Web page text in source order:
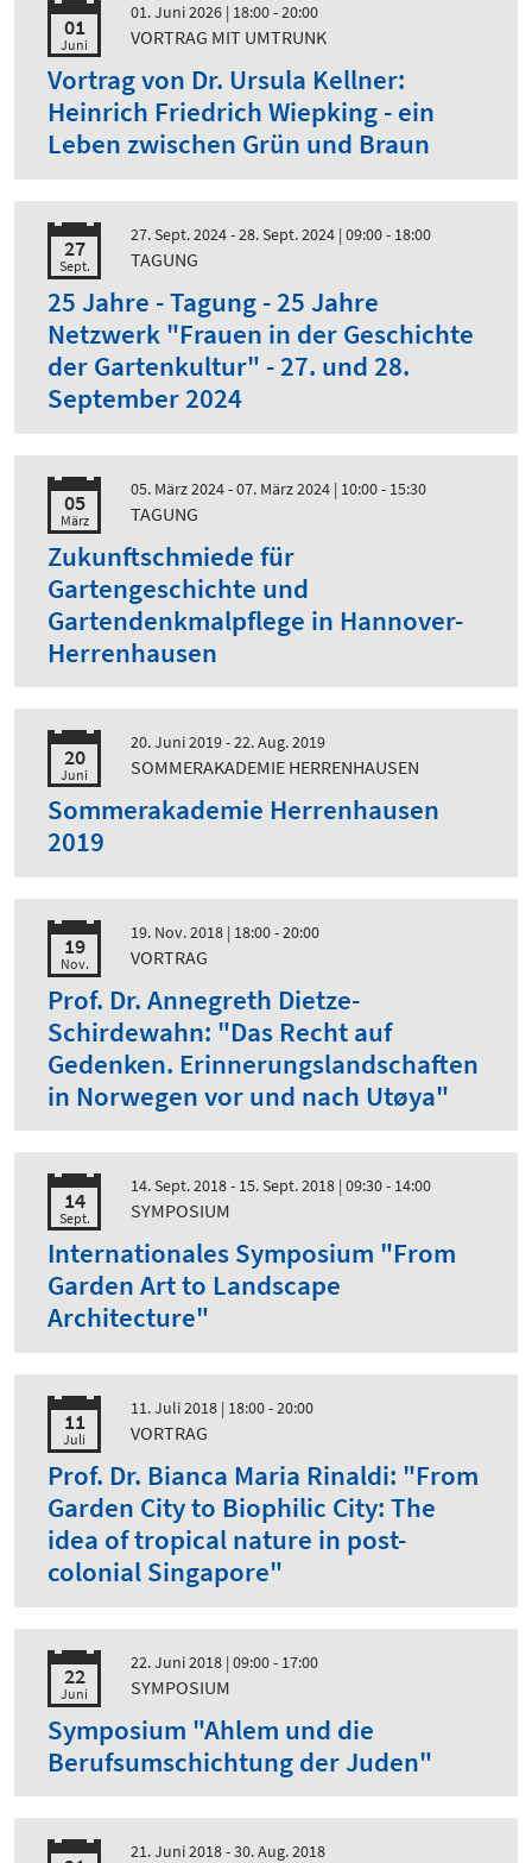
01
Juni
01. Juni 2026 | 18:00 - 20:00
VORTRAG MIT UMTRUNK
Vortrag von Dr. Ursula Kellner:
Heinrich Friedrich Wiepking - ein
Leben zwischen Grün und Braun
27
Sept.
27. Sept. 2024 - 28. Sept. 2024 | 09:00 - 18:00
TAGUNG
25 Jahre - Tagung - 25 Jahre
Netzwerk "Frauen in der Geschichte
der Gartenkultur" - 27. und 28.
September 2024
05
März
05. März 2024 - 07. März 2024 | 10:00 - 15:30
TAGUNG
Zukunftschmiede für
Gartengeschichte und
Gartendenkmalpflege in Hannover-
Herrenhausen
20
Juni
20. Juni 2019 - 22. Aug. 2019
SOMMERAKADEMIE HERRENHAUSEN
Sommerakademie Herrenhausen
2019
19
Nov.
19. Nov. 2018 | 18:00 - 20:00
VORTRAG
Prof. Dr. Annegreth Dietze-
Schirdewahn: "Das Recht auf
Gedenken. Erinnerungslandschaften
in Norwegen vor und nach Utøya"
14
Sept.
14. Sept. 2018 - 15. Sept. 2018 | 09:30 - 14:00
SYMPOSIUM
Internationales Symposium "From
Garden Art to Landscape
Architecture"
11
Juli
11. Juli 2018 | 18:00 - 20:00
VORTRAG
Prof. Dr. Bianca Maria Rinaldi: "From
Garden City to Biophilic City: The
idea of tropical nature in post-
colonial Singapore"
22
Juni
22. Juni 2018 | 09:00 - 17:00
SYMPOSIUM
Symposium "Ahlem und die
Berufsumschichtung der Juden"
21. Juni 2018 - 30. Aug. 2018